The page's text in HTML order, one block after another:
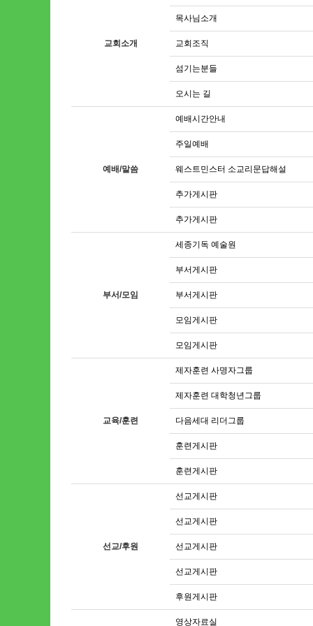
교회소개
목사님소개
교회조직
섬기는분들
오시는 길
예배/말씀
예배시간안내
주일예배
웨스트민스터 소교리문답해설
추가게시판
추가게시판
부서/모임
세종기독 예술원
부서게시판
부서게시판
모임게시판
모임게시판
교육/훈련
제자훈련 사명자그룹
제자훈련 대학청년그룹
다음세대 리더그룹
훈련게시판
훈련게시판
선교/후원
선교게시판
선교게시판
선교게시판
선교게시판
후원게시판
영상자료실